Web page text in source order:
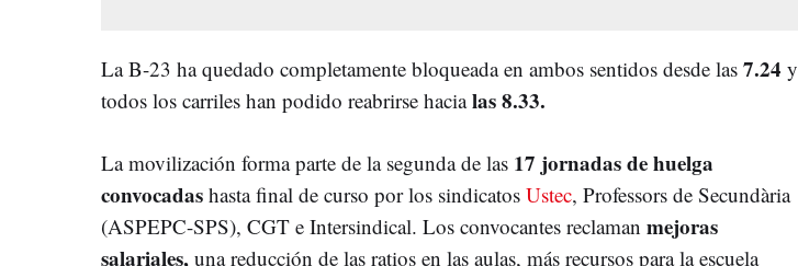
La B-23 ha quedado completamente bloqueada en ambos sentidos desde las 7.24 y
todos los carriles han podido reabrirse hacialas 8.33.
La movilización forma parte de la segunda de las 17 jornadas de huelga
convocadas hasta final de curso por los sindicatos Ustec, Professors de Secundària
(ASPEPC-SPS), CGT e Intersindical. Los convocantes reclaman mejoras
salariales, una reducción de las ratios en las aulas, más recursos para la escuela